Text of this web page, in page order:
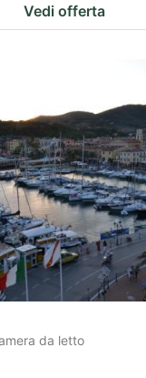
Vedi offerta
da letto